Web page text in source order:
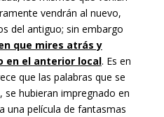
vendrán al nuevo,
del antiguo; sin embargo
que mires atrás y
en el anterior local. Es en
que las palabras que se
hubieran impregnado en
una película de fantasmas